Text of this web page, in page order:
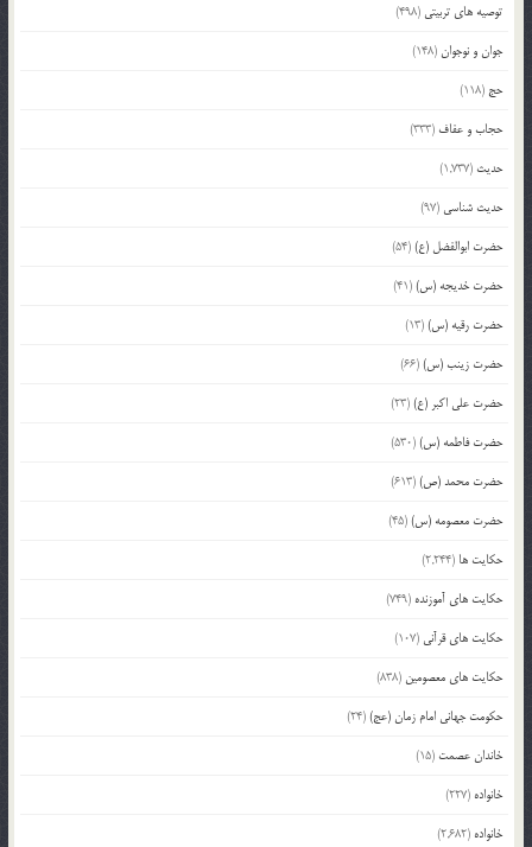
توصیه های تربیتی (498)
جوان و نوجوان(148)
حج (118)
حجاب و عفاف (333)
حدیث (1,737)
حدیث شناسی (97)
حضرت ابوالفضل (ع)(54)
حضرت خدیجه (س)(41)
حضرت رقیه (س)(13)
حضرت زینب (س)(66)
حضرت علی اکبر (ع)(23)
حضرت فاطمه (س)(530)
حضرت محمد (ص)(613)
حضرت معصومه (س)(45)
حکایت ها (2,244)
حکایت های آموزنده (749)
حکایت های قرآنی (107)
حکایت های معصومین (838)
حکومت جهانی امام زمان (عج)(24)
خاندان عصمت (15)
خانواده (227)
خانواده (2,682)